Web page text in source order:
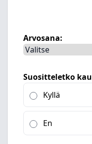
Arvosana:
Suositteletko
Kyllä
En